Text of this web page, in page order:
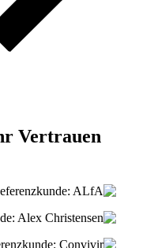
Vertrauen